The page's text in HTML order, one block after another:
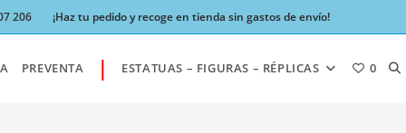
206 ¡Haz tu pedido y recoge en tienda sin gastos de envío!
PREVENTA | ESTATUAS – FIGURAS – RÉPLICAS 0